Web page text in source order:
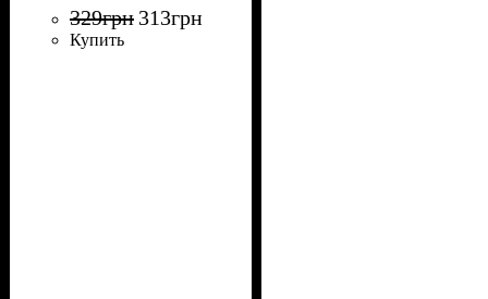
329грн 313грн
Купить